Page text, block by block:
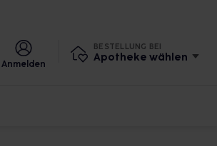
Anmelden
BESTELLUNG BEI
Apotheke wählen